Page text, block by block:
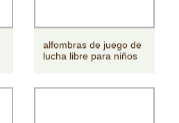
alfombras de juego de
lucha libre para niños